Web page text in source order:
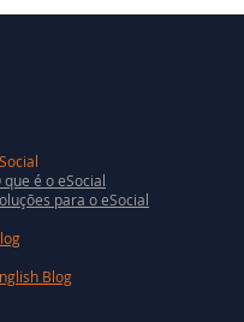
que é o eSocial
para o eSocial
Blog